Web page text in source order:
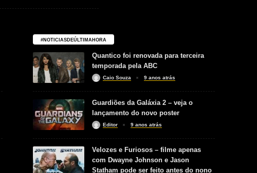
#NOTICIASDEÚLTIMAHORA
Quantico foi renovada para terceira
temporada pela ABC
Caio Souza 9 anos atrás
Guardiões da Galáxia 2 – veja o
lançamento do novo poster
Editor 9 anos atrás
Velozes e Furiosos – filme apenas
com Dwayne Johnson e Jason
Statham pode ser feito antes do nono